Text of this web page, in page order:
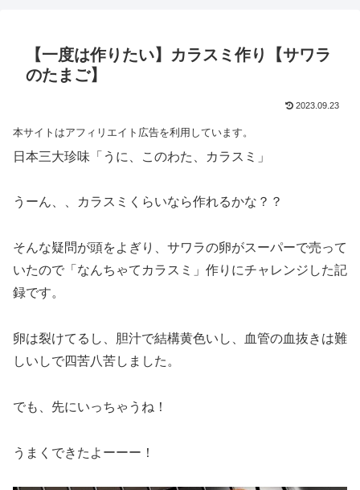
【一度は作りたい】カラスミ作り【サワラ
のたまご】
2023.09.23
本サイトはアフィリエイト広告を利用しています。
日本三大珍味「うに、このわた、カラスミ」
うーん、、カラスミくらいなら作れるかな？？
そんな疑問が頭をよぎり、サワラの卵がスーパーで売って
いたので「なんちゃてカラスミ」作りにチャレンジした記
録です。
卵は裂けてるし、胆汁で結構黄色いし、血管の血抜きは難
しいしで四苦八苦しました。
でも、先にいっちゃうね！
うまくできたよーーー！